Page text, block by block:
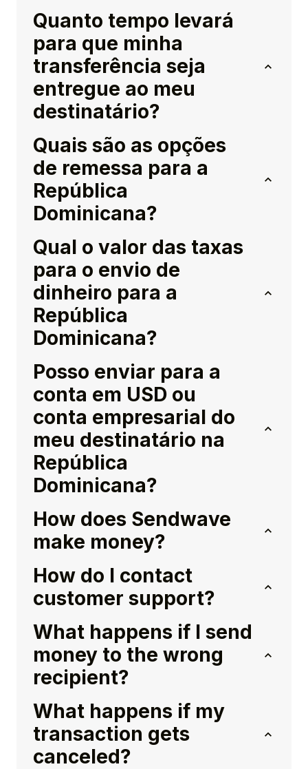
Quanto tempo levará
para que minha
transferência seja
entregue ao meu
destinatário?
Quais são as opções
de remessa para a
República
Dominicana?
Qual o valor das taxas
para o envio de
dinheiro para a
República
Dominicana?
Posso enviar para a
conta em USD ou
conta empresarial do
meu destinatário na
República
Dominicana?
How does Sendwave
make money?
How do I contact
customer support?
What happens if I send
money to the wrong
recipient?
What happens if my
transaction gets
canceled?